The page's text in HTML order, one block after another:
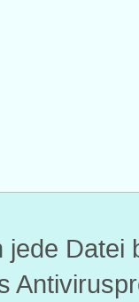
jede Datei